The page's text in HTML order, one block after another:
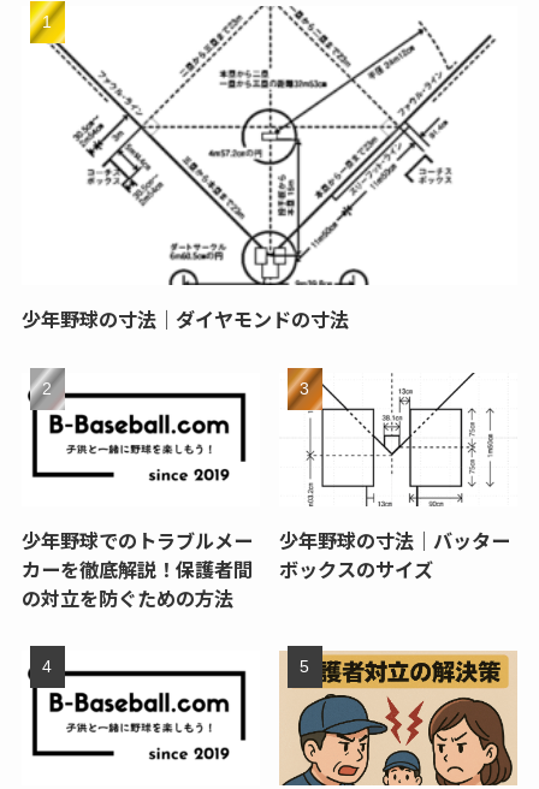
少年野球の寸法｜ダイヤモンドの寸法
少年野球でのトラブルメー
カーを徹底解説！保護者間
の対立を防ぐための方法
少年野球の寸法｜バッター
ボックスのサイズ